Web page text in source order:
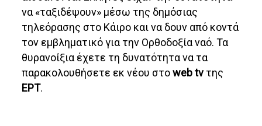
να «ταξιδέψουν» μέσω της δημόσιας
τηλεόρασης στο Κάιρο και να δουν από κοντά
τον εμβληματικό για την Ορθοδοξία ναό. Τα
θυρανοίξια έχετε τη δυνατότητα να τα
παρακολουθήσετε εκ νέου στοweb tvτης
ΕΡΤ.